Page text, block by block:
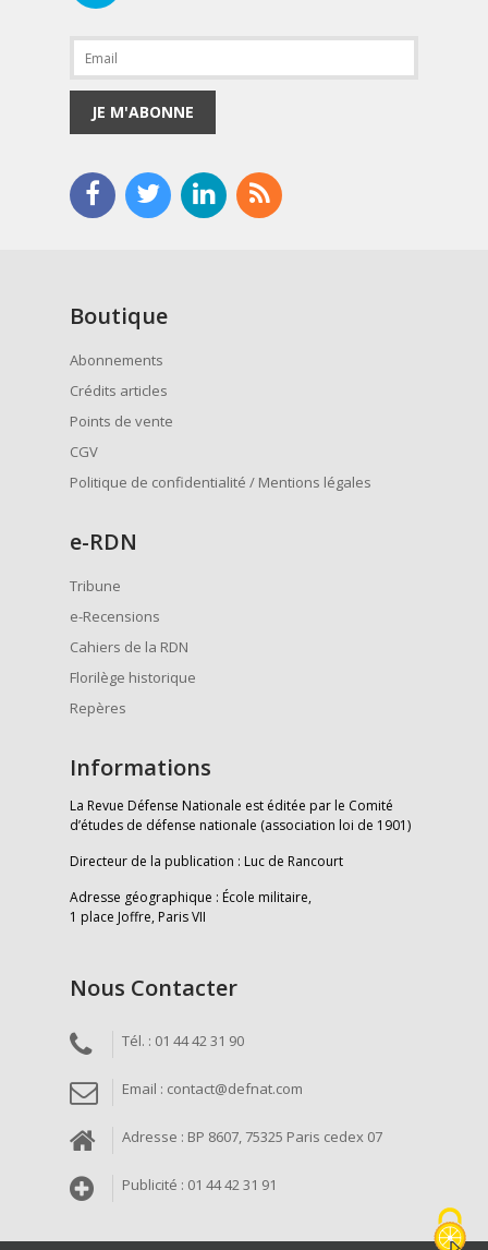
JE M'ABONNE
Boutique
Abonnements
Crédits articles
Points de vente
CGV
Politique de confidentialité / Mentions légales
e-RDN
Tribune
e-Recensions
Cahiers de la RDN
Florilège historique
Repères
Informations
La Revue Défense Nationale est éditée par le Comité
d’études de défense nationale (association loi de 1901)
Directeur de la publication : Luc de Rancourt
Adresse géographique : École militaire,
1 place Joffre, Paris VII
Nous Contacter
Tél. : 01 44 42 31 90
Email : contact@defnat.com
Adresse : BP 8607, 75325 Paris cedex 07
Publicité : 01 44 42 31 91